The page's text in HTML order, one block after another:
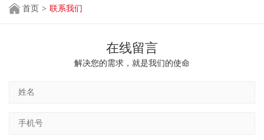
首页 > 联系我们
在线留言
解决您的需求，就是我们的使命